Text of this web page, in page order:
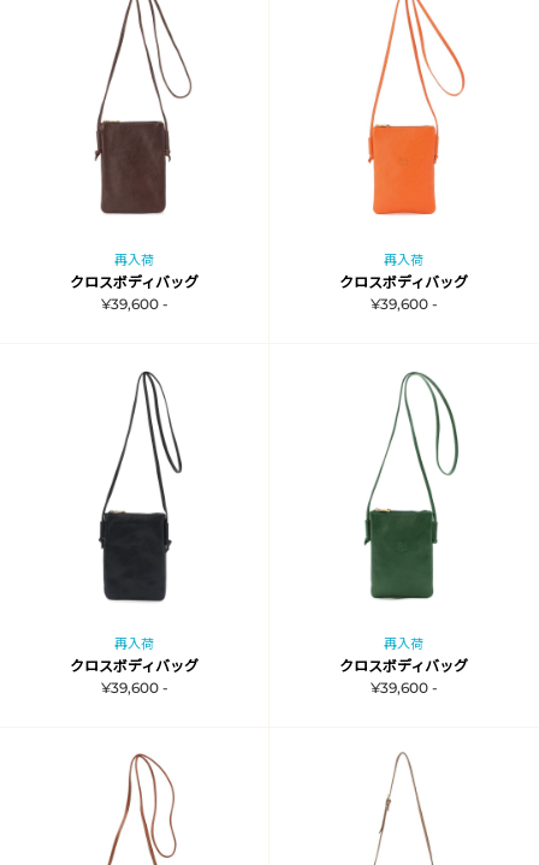
再入荷
クロスボディバッグ
¥39,600 -
再入荷
クロスボディバッグ
¥39,600 -
再入荷
クロスボディバッグ
¥39,600 -
再入荷
クロスボディバッグ
¥39,600 -